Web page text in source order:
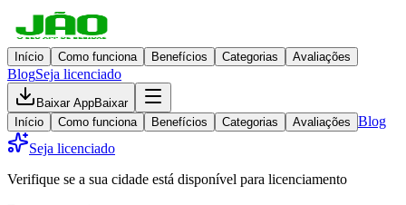
Início Como funciona Benefícios Categorias Avaliações
BlogSeja licenciado
Baixar AppBaixar
Início
Como funciona Benefícios Categorias Avaliações Blog
Seja licenciado
Verifique se a sua cidade está disponível para licenciamento